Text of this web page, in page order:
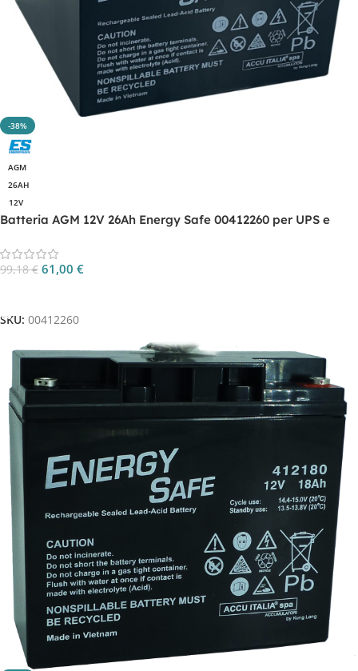
-38%
AGM
26AH
12V
Batteria AGM 12V 26Ah Energy Safe 00412260 per UPS e
99,18€ 61,00 €
SKU: 00412260